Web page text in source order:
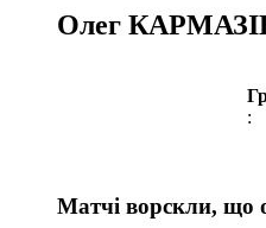
Олег
:
Матчі ворскли, що